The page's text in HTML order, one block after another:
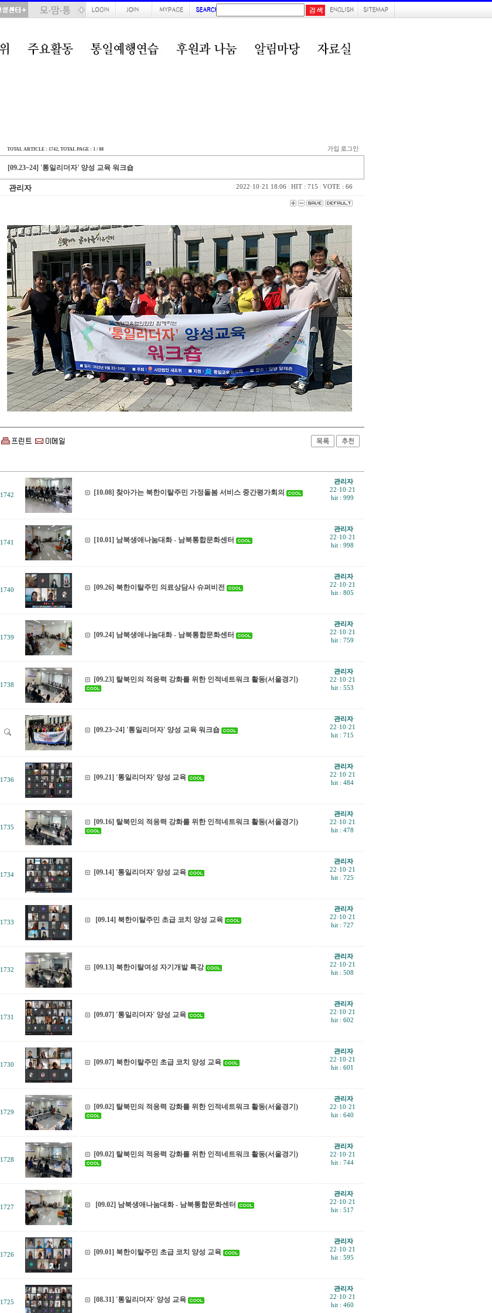
TOTAL ARTICLE : 1742, TOTAL PAGE : 1 / 88
[09.23~24] '통일리더자' 양성 교육 워크숍
관리자 2022·10·21 18:06 HIT : 715 VOTE : 66
1742 [10.08] 찾아가는 북한이탈주민 가정돌봄 서비스 중간평가회의
관리자
22·10·21
hit : 999
1741 [10.01] 남북생애나눔대화 - 남북통합문화센터
관리자
22·10·21
hit : 998
1740 [09.26] 북한이탈주민 의료상담사 슈퍼비전
관리자
22·10·21
hit : 805
1739 [09.24] 남북생애나눔대화 - 남북통합문화센터
관리자
22·10·21
hit : 759
1738
[09.23] 탈북민의 적응력 강화를 위한 인적네트워크 활동(서울경기)
관리자
22·10·21
hit : 553
[09.23~24] '통일리더자' 양성 교육 워크숍
관리자
22·10·21
hit : 715
1736 [09.21] '통일리더자' 양성 교육
관리자
22·10·21
hit : 484
1735
[09.16] 탈북민의 적응력 강화를 위한 인적네트워크 활동(서울경기)
관리자
22·10·21
hit : 478
1734 [09.14] '통일리더자' 양성 교육
관리자
22·10·21
hit : 725
1733 [09.14] 북한이탈주민 초급 코치 양성 교육
관리자
22·10·21
hit : 727
1732 [09.13] 북한이탈여성 자기개발 특강
관리자
22·10·21
hit : 508
1731 [09.07] '통일리더자' 양성 교육
관리자
22·10·21
hit : 602
1730 [09.07] 북한이탈주민 초급 코치 양성 교육
관리자
22·10·21
hit : 601
1729
[09.02] 탈북민의 적응력 강화를 위한 인적네트워크 활동(서울경기)
관리자
22·10·21
hit : 640
1728
[09.02] 탈북민의 적응력 강화를 위한 인적네트워크 활동(서울경기)
관리자
22·10·21
hit : 744
1727 [09.02] 남북생애나눔대화 - 남북통합문화센터
관리자
22·10·21
hit : 517
1726 [09.01] 북한이탈주민 초급 코치 양성 교육
관리자
22·10·21
hit : 595
1725 [08.31] '통일리더자' 양성 교육
관리자
22·10·21
hit : 460